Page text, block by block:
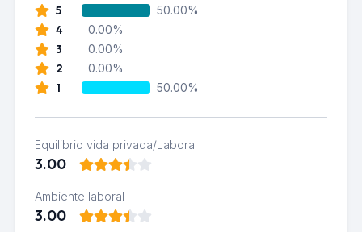
5 50.00%
4 0.00%
3 0.00%
2 0.00%
1 50.00%
Equilibrio vida privada/Laboral
3.00
Ambiente laboral
3.00